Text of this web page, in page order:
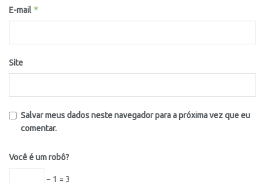
E-mail *
Site
Salvar meus dados neste navegador para a próxima vez que eu
comentar.
Você é um robô?
− 1 = 3